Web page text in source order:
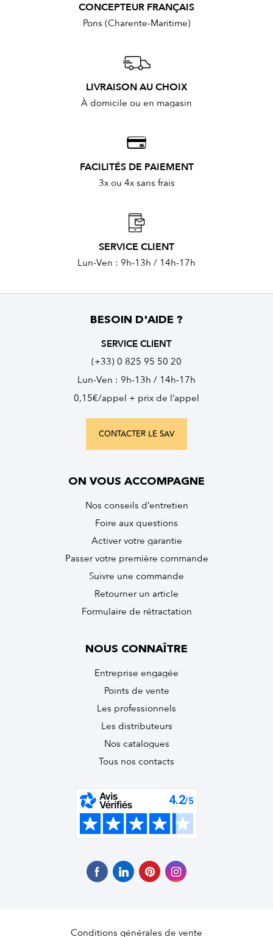
CONCEPTEUR FRANÇAIS
Pons (Charente-Maritime)
LIVRAISON AU CHOIX
À domicile ou en magasin
FACILITÉS DE PAIEMENT
3x ou 4x sans frais
SERVICE CLIENT
Lun-Ven : 9h-13h / 14h-17h
BESOIN D'AIDE ?
SERVICE CLIENT
(+33) 0 825 95 50 20
Lun-Ven : 9h-13h / 14h-17h
0,15€/appel + prix de l’appel
CONTACTER LE SAV
ON VOUS ACCOMPAGNE
Nos conseils d’entretien
Foire aux questions
Activer votre garantie
Passer votre première commande
Suivre une commande
Retourner un article
Formulaire de rétractation
NOUS CONNAÎTRE
Entreprise engagée
Points de vente
Les professionnels
Les distributeurs
Nos catalogues
Tous nos contacts
Conditions générales de vente